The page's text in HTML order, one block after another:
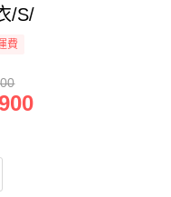
/S/
費